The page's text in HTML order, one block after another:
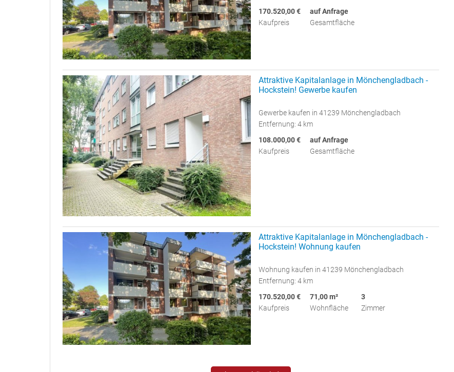
170.520,00 €
Kaufpreis
auf Anfrage
Gesamtfläche
Attraktive Kapitalanlage in Mönchengladbach -
Hockstein! Gewerbe kaufen
Gewerbe kaufen in 41239 Mönchengladbach
Entfernung: 4 km
108.000,00 €
Kaufpreis
auf Anfrage
Gesamtfläche
Attraktive Kapitalanlage in Mönchengladbach -
Hockstein! Wohnung kaufen
Wohnung kaufen in 41239 Mönchengladbach
Entfernung: 4 km
170.520,00 €
Kaufpreis
71,00 m²
Wohnfläche
3
Zimmer